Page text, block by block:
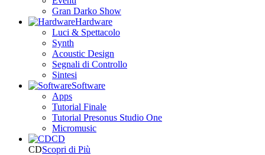
Gran Darko Show
Hardware
Luci & Spettacolo
Synth
Acoustic Design
Segnali di Controllo
Sintesi
Software
Apps
Tutorial Finale
Tutorial Presonus Studio One
Micromusic
CD
CDScopri di Più